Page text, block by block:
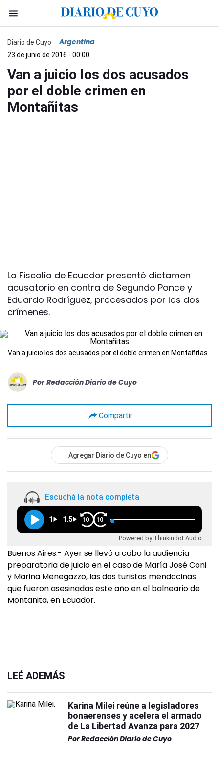
Diario de Cuyo Argentina
23 de junio de 2016 - 00:00
Van a juicio los dos acusados
por el doble crimen en
Montañitas
La Fiscalía de Ecuador presentó dictamen
acusatorio en contra de Segundo Ponce y
Eduardo Rodríguez, procesados por los dos
crímenes.
Van a juicio los dos acusados por el doble crimen en Montañitas
Por Redacción Diario de Cuyo
Compartir
Agregar Diario de Cuyo en
Escuchá la nota completa
1 1.5 10 10
Powered by Thinkindot Audio
Buenos Aires.- Ayer se llevó a cabo la audiencia
preparatoria de juicio en el caso de María José Coni
y Marina Menegazzo, las dos turistas mendocinas
que fueron asesinadas este año en el balneario de
Montañita, en Ecuador.
LEÉ ADEMÁS
Karina Milei reúne a legisladores
bonaerenses y acelera el armado
de La Libertad Avanza para 2027
PorRedacción Diario de Cuyo